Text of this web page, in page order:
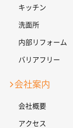
キッチン
洗面所
内部リフォーム
バリアフリー
会社案内
会社概要
アクセス